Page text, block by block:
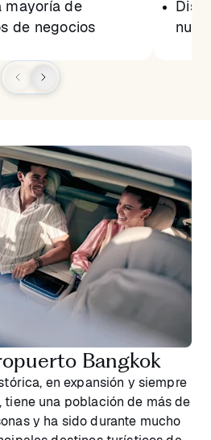
mayoría de
de negocios
Bangkok
en expansión y siempre
tiene una población de más de
y ha sido durante mucho